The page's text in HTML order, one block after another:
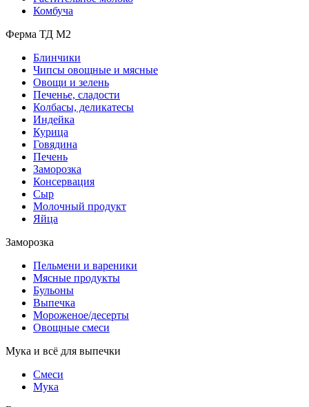
Комбуча
Ферма ТД М2
Блинчики
Чипсы овощные и мясные
Овощи и зелень
Печенье, сладости
Колбасы, деликатесы
Индейка
Курица
Говядина
Печень
Заморозка
Консервация
Сыр
Молочный продукт
Яйца
Заморозка
Пельмени и вареники
Мясные продукты
Бульоны
Выпечка
Мороженое/десерты
Овощные смеси
Мука и всё для выпечки
Смеси
Мука